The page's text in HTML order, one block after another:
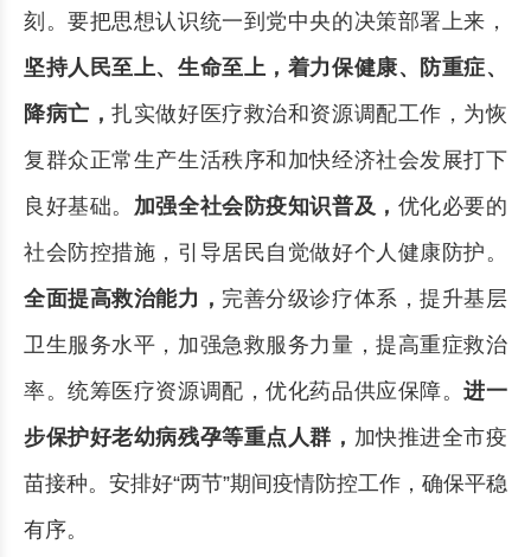
刻。要把思想认识统一到党中央的决策部署上来，
坚持人民至上、生命至上，着力保健康、防重症、
降病亡，扎实做好医疗救治和资源调配工作，为恢
复群众正常生产生活秩序和加快经济社会发展打下
良好基础。 加强全社会防疫知识普及， 优化必要的
社会防控措施，引导居民自觉做好个人健康防护。
全面提高救治能力， 完善分级诊疗体系，提升基层
卫生服务水平，加强急救服务力量，提高重症救治
率。统筹医疗资源调配，优化药品供应保障。进一
步保护好老幼病残孕等重点人群， 加快推进全市疫
苗接种。安排好“两节”期间疫情防控工作，确保平稳
有序。